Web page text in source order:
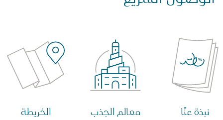
نبذة عنّا
معالم الجذب
الخريطة